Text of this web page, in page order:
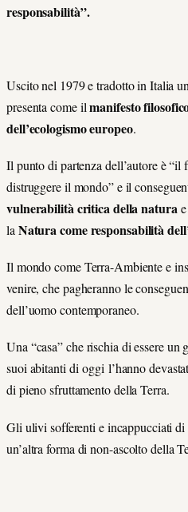
responsabilità”.
Uscito nel 1979 e tradotto in Italia
presenta come ilmanifesto
dell’ecologismo europeo.
Il punto di partenza dell’autore è
distruggere il mondo” e il
vulnerabilità critica della natura
laNatura come responsabilità
Il mondo come Terra-Ambiente e
venire, che pagheranno le
dell’uomo contemporaneo.
Una “casa” che rischia di essere
suoi abitanti dioggil’hanno
di pieno sfruttamento della Terra.
Gli ulivi sofferenti e incappucciati
un’altra forma di non-ascolto della